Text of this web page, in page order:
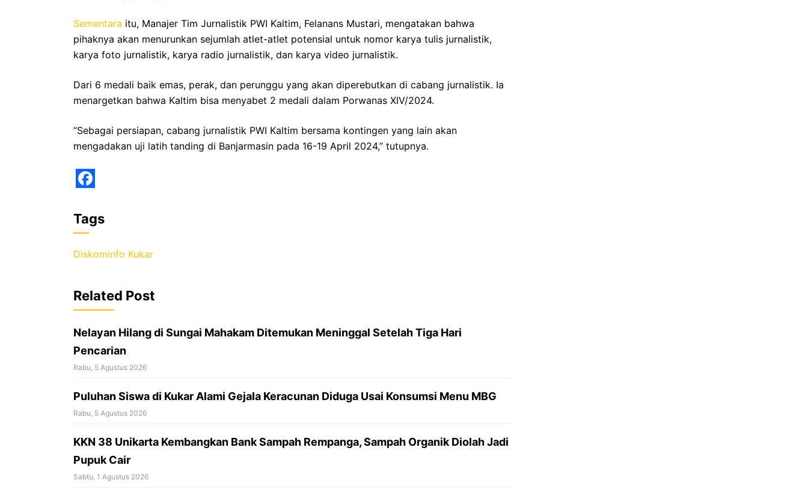
Sementara itu, Manajer Tim Jurnalistik PWI Kaltim, Felanans Mustari, mengatakan bahwa
pihaknya akan menurunkan sejumlah atlet-atlet potensial untuk nomor karya tulis jurnalistik,
karya foto jurnalistik, karya radio jurnalistik, dan karya video jurnalistik.
Dari 6 medali baik emas, perak, dan perunggu yang akan diperebutkan di cabang jurnalistik. Ia
menargetkan bahwa Kaltim bisa menyabet 2 medali dalam Porwanas XIV/2024.
“Sebagai persiapan, cabang jurnalistik PWI Kaltim bersama kontingen yang lain akan
mengadakan uji latih tanding di Banjarmasin pada 16-19 April 2024,” tutupnya.
a
c
e
o
o
k
Tags
Diskominfo Kukar
Related Post
Nelayan Hilang di Sungai Mahakam Ditemukan Meninggal Setelah Tiga Hari
Pencarian
Rabu, 5 Agustus 2026
Puluhan Siswa di Kukar Alami Gejala Keracunan Diduga Usai Konsumsi Menu MBG
Rabu, 5 Agustus 2026
KKN 38 Unikarta Kembangkan Bank Sampah Rempanga, Sampah Organik Diolah Jadi
Pupuk Cair
Sabtu, 1 Agustus 2026